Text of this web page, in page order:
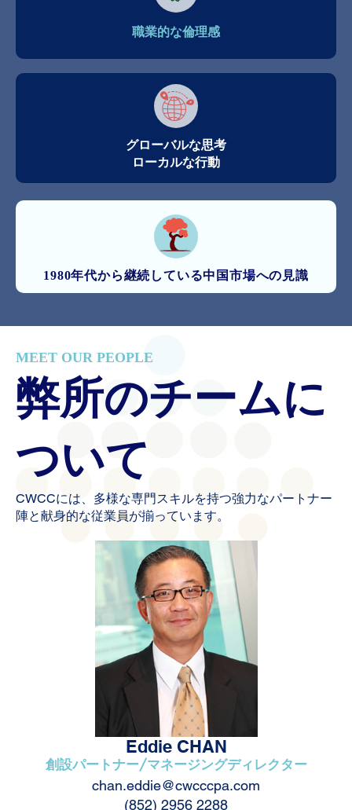
職業的な倫理感
グローバルな思考
ローカルな行動
1980年代から継続している中国市場への見識
弊所のチームに
ついて
CWCCには、多様な専門スキルを持つ強力なパートナー
陣と献身的な従業員が揃っています。
MEET OUR PEOPLE
Eddie CHAN
創設パートナー/マネージングディレクター
chan.eddie@cwcccpa.com
(852) 2956 2288